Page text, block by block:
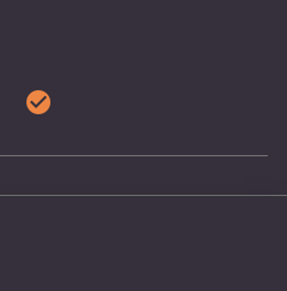
check_circle